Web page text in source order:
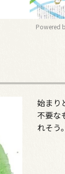
Powered
始まり
不要な
れそう。